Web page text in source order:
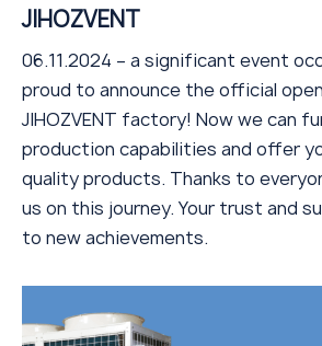
JIHOZVENT
06.11.2024 – a significant event
proud to announce the official
JIHOZVENT factory! Now we can
production capabilities and offer
quality products. Thanks to
us on this journey. Your trust and
to new achievements.